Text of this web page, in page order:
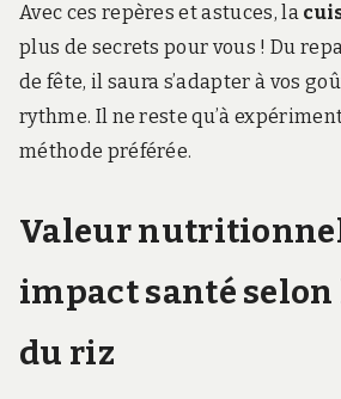
Avec ces repères et astuces, la
plus de secrets pour vous ! Du
de fête, il saura s’adapter à vos
rythme. Il ne reste qu’à
méthode préférée.
Valeur
impact santé
du riz